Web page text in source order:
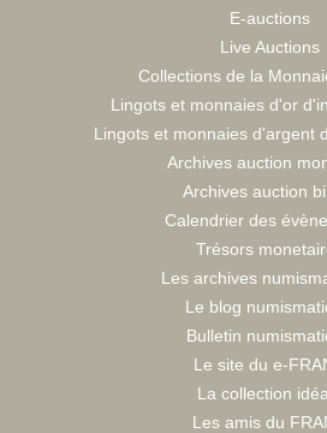
E-auctions
Live Auctions
Collections de la
Lingots et monnaies d'or
Lingots et monnaies d'argent
Archives auction
Archives auction
Calendrier des
Trésors
Les archives
Le blog
Bulletin
Le site du e-
La collection
Les amis du